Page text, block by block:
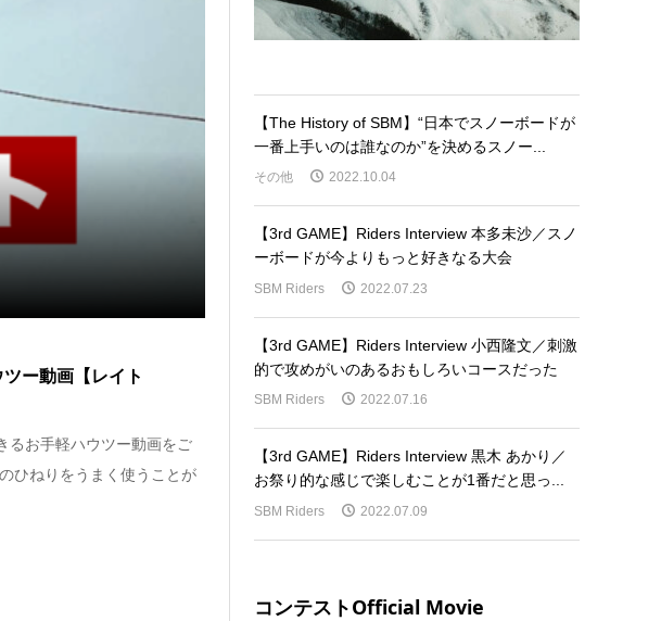
ー動画【レイト
るお手軽ハウツー動画をご
ひねりをうまく使うことが
【The History of SBM】“日本でスノーボードが
一番上手いのは誰なのか”を決めるスノー...
その他 2022.10.04
【3rd GAME】Riders Interview 本多未沙／スノ
ーボードが今よりもっと好きなる大会
SBM Riders 2022.07.23
【3rd GAME】Riders Interview 小西隆文／刺激
的で攻めがいのあるおもしろいコースだった
SBM Riders 2022.07.16
【3rd GAME】Riders Interview 黒木 あかり／
お祭り的な感じで楽しむことが1番だと思っ...
SBM Riders 2022.07.09
コンテストOfficial Movie